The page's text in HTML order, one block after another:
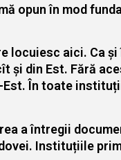
opun în mod
locuiesc aici. Ca și
și din Est. Fără
În toate
a întregii
Instituțiile